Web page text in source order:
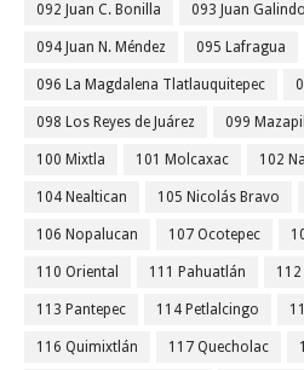
092 Juan C. Bonilla 093 Juan Galindo
094 Juan N. Méndez 095 Lafragua
096 La Magdalena Tlatlauquitepec
098 Los Reyes de Juárez 099
100 Mixtla 101 Molcaxac 102
104 Nealtican 105 Nicolás Bravo
106 Nopalucan 107 Ocotepec
110 Oriental 111 Pahuatlán
113 Pantepec 114 Petlalcingo
116 Quimixtlán 117 Quecholac